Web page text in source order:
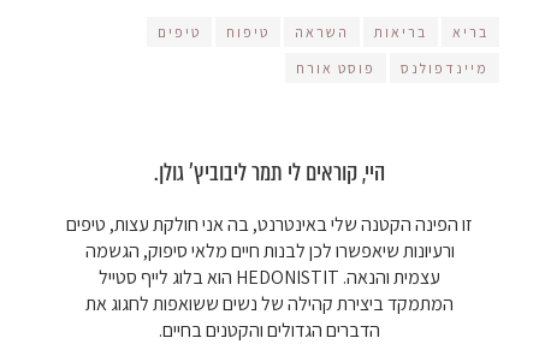
בריא בריאות השראה טיפוח
טיפים
מיינדפולנס
פוסט אורח
היי, קוראים לי תמר ליבוביץ׳ גולן.
זו הפינה הקטנה שלי באינטרנט, בה אני חולקת עצות, טיפים
ורעיונות שיאפשרו לכן לבנות חיים מלאי סיפוק, הגשמה
עצמית והנאה. HEDONISTIT הוא בלוג לייף סטייל
המתמקד ביצירת קהילה של נשים ששואפות לחגוג את
הדברים הגדולים והקטנים בחיים.